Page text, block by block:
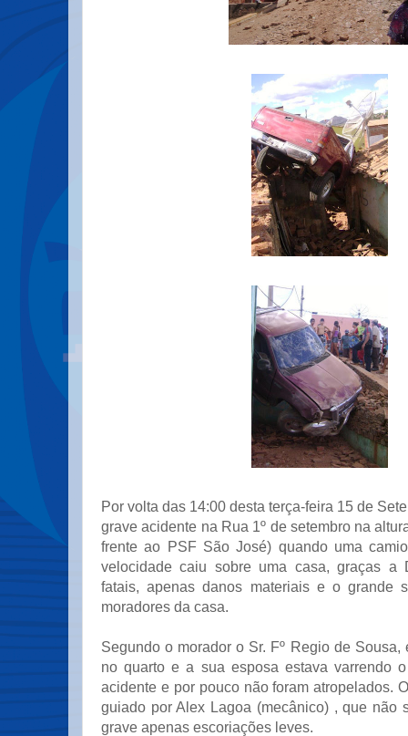
Por volta das 14:00 desta terça-feira 15 de
grave acidente na Rua 1º de setembro na
frente ao PSF São José) quando uma
velocidade caiu sobre uma casa, graças a
fatais, apenas danos materiais e o grande
moradores da casa.
Segundo o morador o Sr. Fº Regio de Sousa,
no quarto e a sua esposa estava varrendo
acidente e por pouco não foram atropelados.
guiado por Alex Lagoa (mecânico) , que não
grave apenas escoriações leves.